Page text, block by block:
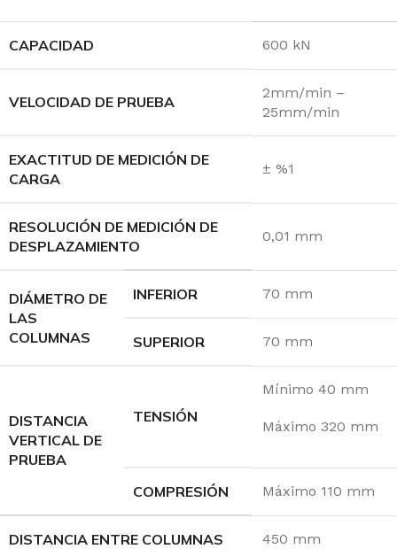
CAPACIDAD 600 kN
VELOCIDAD DE PRUEBA
2mm/min –
25mm/min
EXACTITUD DE MEDICIÓN DE
CARGA
± %1
RESOLUCIÓN DE MEDICIÓN DE
DESPLAZAMIENTO
0,01 mm
DIÁMETRO DE
LAS
COLUMNAS
INFERIOR 70 mm
SUPERIOR 70 mm
DISTANCIA
VERTICAL DE
PRUEBA
TENSIÓN
Mínimo 40 mm
Máximo 320 mm
COMPRESIÓN Máximo 110 mm
DISTANCIA ENTRE COLUMNAS 450 mm